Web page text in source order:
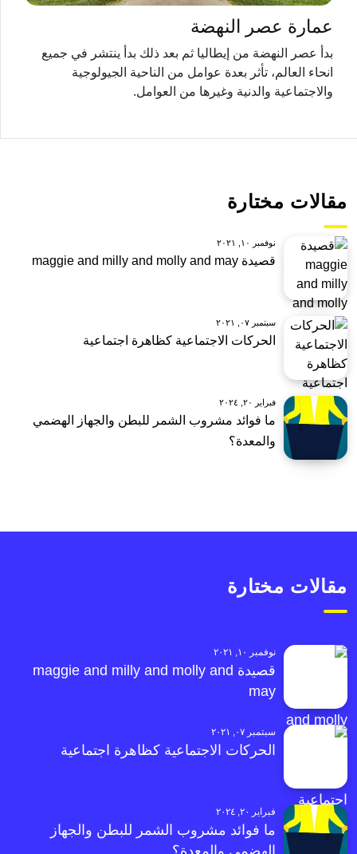
عمارة عصر النهضة
بدأ عصر النهضة من إيطاليا ثم بعد ذلك بدأ ينتشر في جميع
انحاء العالم، تأثر بعدة عوامل من الناحية الجيولوجية
والاجتماعية والدنية وغيرها من العوامل.
مقالات مختارة
نوفمبر ١٠, ٢٠٢١
قصيدة maggie and milly and molly and may
سبتمبر ٠٧, ٢٠٢١
الحركات الاجتماعية كظاهرة اجتماعية
فبراير ٢٠, ٢٠٢٤
ما فوائد مشروب الشمر للبطن والجهاز الهضمي
والمعدة؟
مقالات مختارة
نوفمبر ١٠, ٢٠٢١
قصيدة maggie and milly and molly and
may
سبتمبر ٠٧, ٢٠٢١
الحركات الاجتماعية كظاهرة اجتماعية
فبراير ٢٠, ٢٠٢٤
ما فوائد مشروب الشمر للبطن والجهاز
الهضمي والمعدة؟